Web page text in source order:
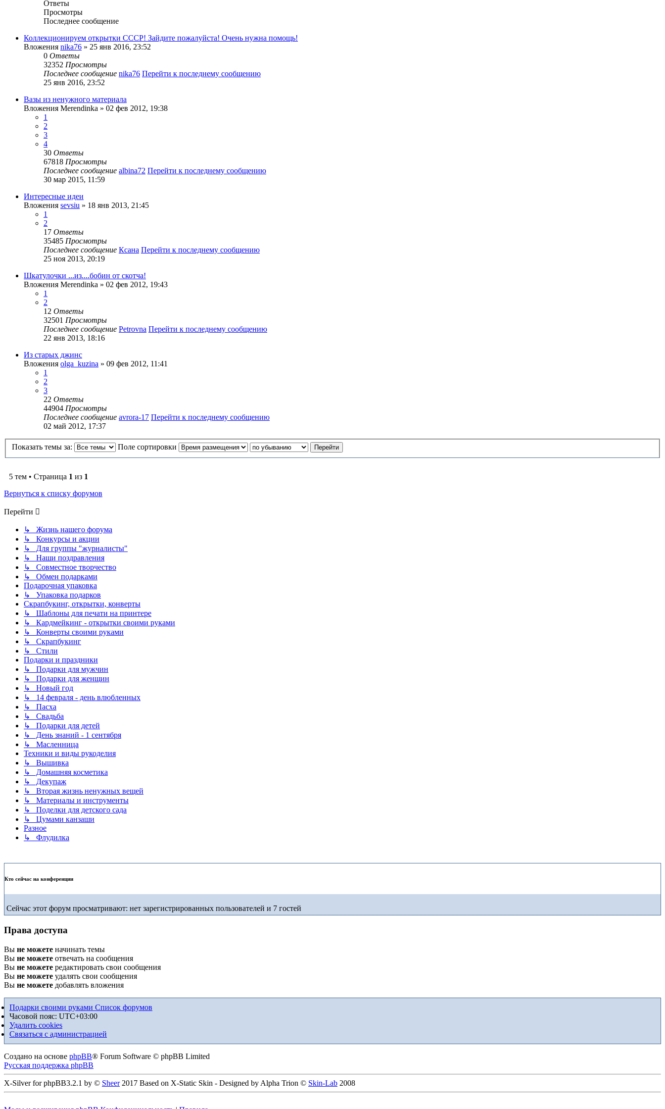
Ответы
Просмотры
Последнее сообщение
Коллекционируем открытки СССР! Зайдите пожалуйста! Очень нужна помощь!
Вложения nika76 » 25 янв 2016, 23:52
0 Ответы
32352 Просмотры
Последнее сообщение nika76 Перейти к последнему сообщению
25 янв 2016, 23:52
Вазы из ненужного материала
Вложения Merendinka » 02 фев 2012, 19:38
1
2
3
4
30 Ответы
67818 Просмотры
Последнее сообщение albina72 Перейти к последнему сообщению
30 мар 2015, 11:59
Интересные идеи
Вложения sevsiu » 18 янв 2013, 21:45
1
2
17 Ответы
35485 Просмотры
Последнее сообщение Ксана Перейти к последнему сообщению
25 ноя 2013, 20:19
Шкатулочки ...из....бобин от скотча!
Вложения Merendinka » 02 фев 2012, 19:43
1
2
12 Ответы
32501 Просмотры
Последнее сообщение Petrovna Перейти к последнему сообщению
22 янв 2013, 18:16
Из старых джинс
Вложения olga_kuzina » 09 фев 2012, 11:41
1
2
3
22 Ответы
44904 Просмотры
Последнее сообщение avrora-17 Перейти к последнему сообщению
02 май 2012, 17:37
Показать темы за: Поле сортировки
5 тем • Страница 1 из 1
Вернуться к списку форумов
Перейти
↳ Жизнь нашего форума
↳ Конкурсы и акции
↳ Для группы "журналисты"
↳ Наши поздравления
↳ Совместное творчество
↳ Обмен подарками
Подарочная упаковка
↳ Упаковка подарков
Скрапбукинг, открытки, конверты
↳ Шаблоны для печати на принтере
↳ Кардмейкинг - открытки своими руками
↳ Конверты своими руками
↳ Скрапбукинг
↳ Стили
Подарки и праздники
↳ Подарки для мужчин
↳ Подарки для женщин
↳ Новый год
↳ 14 февраля - день влюбленных
↳ Пасха
↳ Свадьба
↳ Подарки для детей
↳ День знаний - 1 сентября
↳ Масленница
Техники и виды рукоделия
↳ Вышивка
↳ Домашняя косметика
↳ Декупаж
↳ Вторая жизнь ненужных вещей
↳ Материалы и инструменты
↳ Поделки для детского сада
↳ Цумами канзаши
Разное
↳ Флудилка
Кто сейчас на конференции
Сейчас этот форум просматривают: нет зарегистрированных пользователей и 7 гостей
Права доступа
Вы не можете начинать темы
Вы не можете отвечать на сообщения
Вы не можете редактировать свои сообщения
Вы не можете удалять свои сообщения
Вы не можете добавлять вложения
Подарки своими руками Список форумов
Часовой пояс: UTC+03:00
Удалить cookies
Связаться с администрацией
Создано на основе phpBB® Forum Software © phpBB Limited
Русская поддержка phpBB
X-Silver for phpBB3.2.1 by © Sheer2017 Based on X-Static Skin - Designed by Alpha Trion © Skin-Lab 2008